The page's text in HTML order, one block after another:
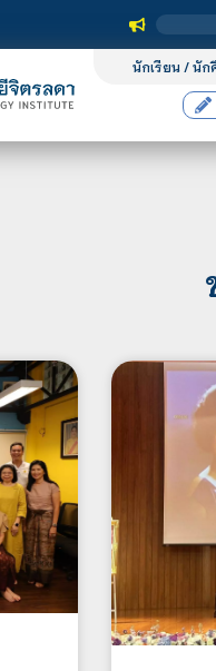
นักเรียน / นัก